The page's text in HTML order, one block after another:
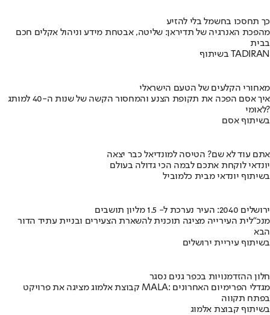
כך תחסכו בחשמל בלי להזיע
מהפכת האנרגיה של תדיראן: שליטה, אבטחת מידע וניהול אקלים חכם
בבית
בשיתוף TADIRAN
מאחורי הקלעים של הטעם הישראלי
איך אסם הפכה את תקופת הצנע והמחסור הקשה של שנות ה-40 למותג
לאומי?
בשיתוף אסם
אתם עוד לא שם? הטיסה למונדיאל כבר יצאה
יונדאי לוקחת אתכם לבמה הכי גדולה בעולם
בשיתוף יונדאי מבית כלמוביל
ירושלים 2040: העיר נערכת ל- 1.5 מליון תושבים
מנכ"לית העירייה מציגה תוכנית להשארת הצעירים ובניית עתיד הדור
הבא
בשיתוף עיריית ירושלים
חלון ההזדמנויות בכפר גנים נסגר
קבוצת אלמוג מציגה את פרויקט MALA: מגדלי הפרימיום האחרונים
בפתח תקווה
בשיתוף קבוצת אלמוג